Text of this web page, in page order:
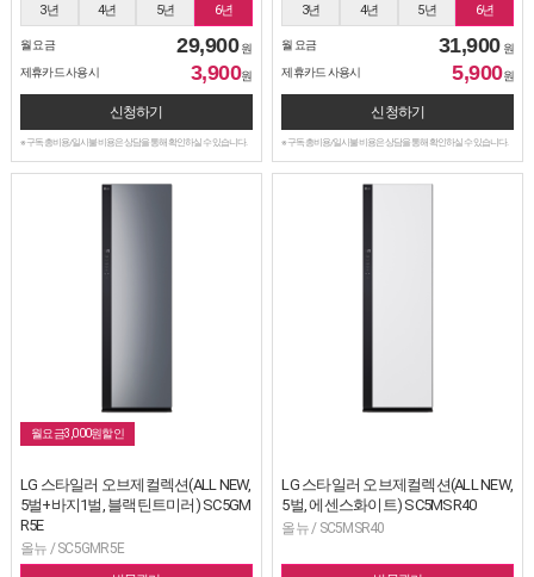
3년 4년 5년 6년
월 요금 29,900 원
제휴카드 사용시
3,900원
신청하기
※ 구독 총비용/일시불 비용은 상담을 통해 확인하실 수 있습니다.
3년 4년 5년 6년
월 요금 31,900 원
제휴카드 사용시
5,900원
신청하기
※ 구독 총비용/일시불 비용은 상담을 통해 확인하실 수 있습니다.
월요금3,000원할인
LG 스타일러 오브제컬렉션(ALL NEW,
5벌+바지1벌, 블랙틴트미러) SC5GM
R5E
올뉴 / SC5GMR5E
LG 스타일러 오브제컬렉션(ALL NEW,
5벌, 에센스화이트) SC5MSR40
올뉴 / SC5MSR40